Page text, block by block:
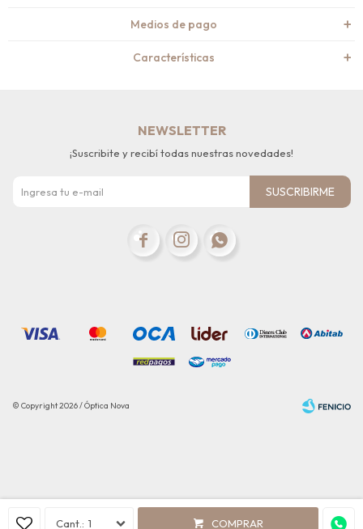
1 COMPRAR
Medios de pago
Características
NEWSLETTER
¡Suscribite y recibí todas nuestras novedades!
SUSCRIBIRME
  
© Copyright 2026 / Óptica Nova